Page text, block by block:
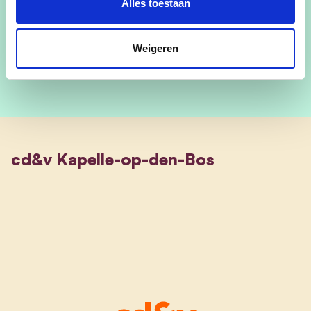
Alles toestaan
Weigeren
Op vakantie vertoef ik graag in de bergen.
cd&v Kapelle-op-den-Bos